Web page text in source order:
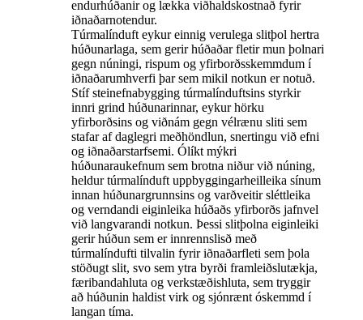
endurhúðanir og lækka viðhaldskostnað fyrir
iðnaðarnotendur.
Túrmalínduft eykur einnig verulega slitþol hertra
húðunarlaga, sem gerir húðaðar fletir mun þolnari
gegn núningi, rispum og yfirborðsskemmdum í
iðnaðarumhverfi þar sem mikil notkun er notuð.
Stíf steinefnabygging túrmalínduftsins styrkir
innri grind húðunarinnar, eykur hörku
yfirborðsins og viðnám gegn vélrænu sliti sem
stafar af daglegri meðhöndlun, snertingu við efni
og iðnaðarstarfsemi. Ólíkt mýkri
húðunaraukefnum sem brotna niður við núning,
heldur túrmalínduft uppbyggingarheilleika sínum
innan húðunargrunnsins og varðveitir sléttleika
og verndandi eiginleika húðaðs yfirborðs jafnvel
við langvarandi notkun. Þessi slitþolna eiginleiki
gerir húðun sem er innrennslisð með
túrmalíndufti tilvalin fyrir iðnaðarfleti sem þola
stöðugt slit, svo sem ytra byrði framleiðslutækja,
færibandahluta og verkstæðishluta, sem tryggir
að húðunin haldist virk og sjónrænt óskemmd í
langan tíma.